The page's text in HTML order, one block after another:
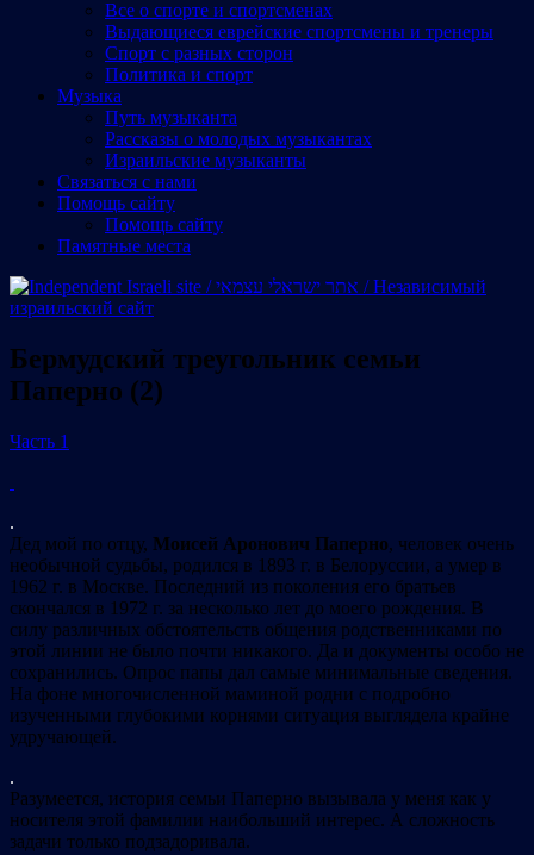
Все о спорте и спортсменах
Выдающиеся еврейские спортсмены и тренеры
Спорт с разных сторон
Политика и спорт
Музыка
Путь музыканта
Рассказы о молодых музыкантах
Израильские музыканты
Cвязаться с нами
Помощь сайту
Помощь сайту
Памятные места
Бермудский треугольник семьи
Паперно (2)
Часть 1
.
Дед мой по отцу, Моисей Аронович Паперно, человек очень
необычной судьбы, родился в 1893 г. в Белоруссии, а умер в
1962 г. в Москве. Последний из поколения его братьев
скончался в 1972 г. за несколько лет до моего рождения. В
силу различных обстоятельств общения родственниками по
этой линии не было почти никакого. Да и документы особо не
сохранились. Опрос папы дал самые минимальные сведения.
На фоне многочисленной маминой родни с подробно
изученными глубокими корнями ситуация выглядела крайне
удручающей.
.
Разумеется, история семьи Паперно вызывала у меня как у
носителя этой фамилии наибольший интерес. А сложность
задачи только подзадоривала.